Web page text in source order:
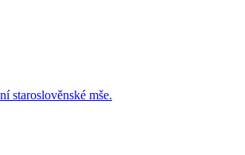
staroslověnské mše.